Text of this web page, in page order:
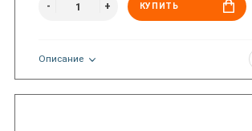
КУПИТЬ
Описание